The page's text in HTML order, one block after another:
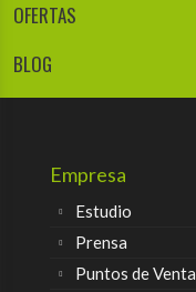
OFERTAS
BLOG
Empresa
Estudio
Prensa
Puntos de Venta